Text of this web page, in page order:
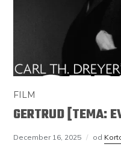
FILM
GERTRUD [TEMA:
December 16, 2025 od